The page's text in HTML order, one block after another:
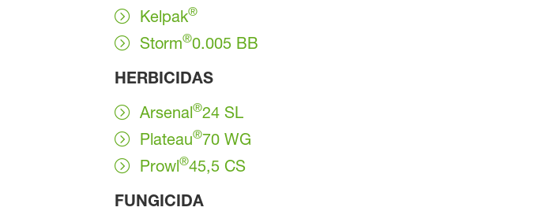
Kelpak®
Storm®0.005 BB
HERBICIDAS
Arsenal®24 SL
Plateau®70 WG
Prowl®45,5 CS
FUNGICIDA